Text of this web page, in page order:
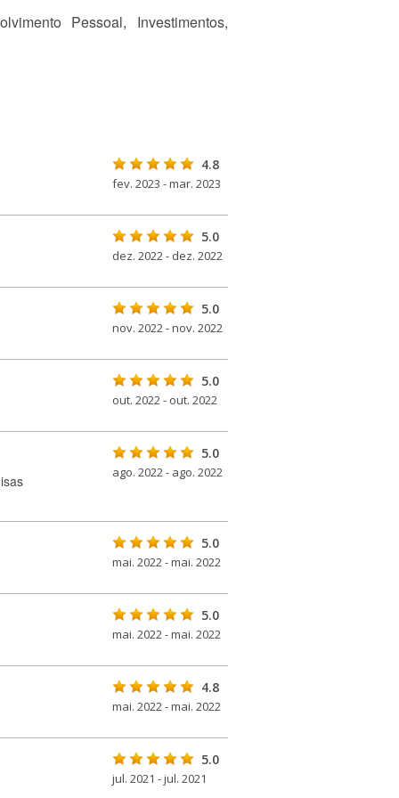
Pessoal, Investimentos,
4.8
fev. 2023 - mar. 2023
5.0
dez. 2022 - dez. 2022
5.0
nov. 2022 - nov. 2022
5.0
out. 2022 - out. 2022
5.0
ago. 2022 - ago. 2022
5.0
mai. 2022 - mai. 2022
5.0
mai. 2022 - mai. 2022
4.8
mai. 2022 - mai. 2022
5.0
jul. 2021 - jul. 2021